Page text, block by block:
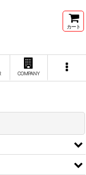
カート
COMPANY